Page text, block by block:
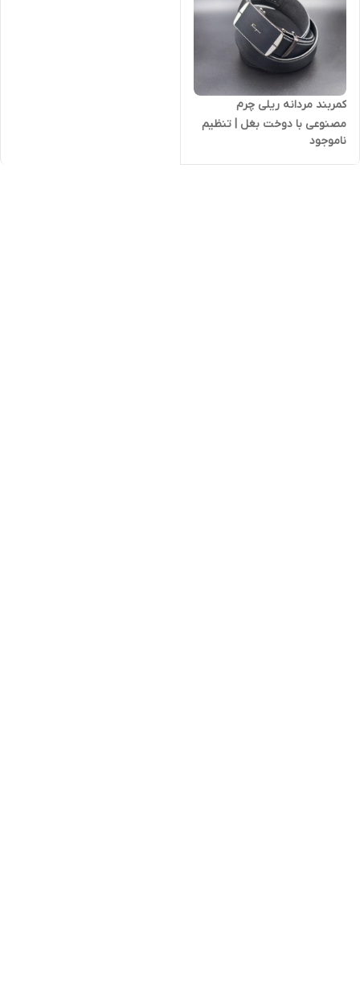
کمربند مردانه ریلی چرم
مصنوعی با دوخت بغل | تنظیم
آسان و ظاهر شیک
ناموجود